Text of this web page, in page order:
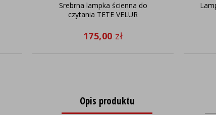
Srebrna lampka ścienna do
czytania TETE VELUR
175,00 zł
Opis produktu